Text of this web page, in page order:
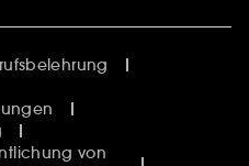
von